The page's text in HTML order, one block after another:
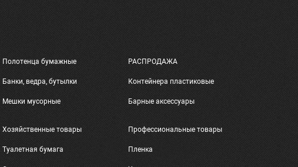
Полотенца бумажные РАСПРОДАЖА
Банки, ведра, бутылки Контейнера пластиковые
Мешки мусорные Барные аксессуары
Хозяйственные товары Профессиональные товары
Туалетная бумага Пленка